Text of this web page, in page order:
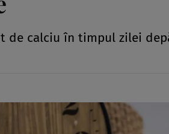
de calciu în timpul zilei